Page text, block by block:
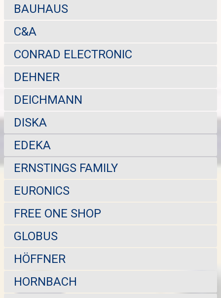
BAUHAUS
C&A
CONRAD ELECTRONIC
DEHNER
DEICHMANN
DISKA
EDEKA
ERNSTINGS FAMILY
EURONICS
FREE ONE SHOP
GLOBUS
HÖFFNER
HORNBACH